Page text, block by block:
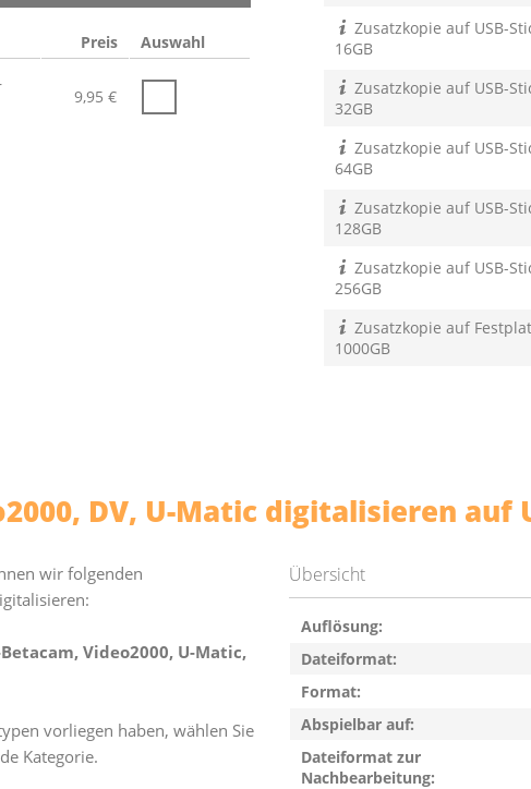
Preis Auswahl
9,95 €
Zusatzkopie auf USB-
16GB
Zusatzkopie auf USB-
32GB
Zusatzkopie auf USB-
64GB
Zusatzkopie auf USB-
128GB
Zusatzkopie auf USB-
256GB
Zusatzkopie auf
1000GB
DV, U-Matic digitalisieren auf
Übersicht
Auflösung:
Dateiformat:
Format:
Abspielbar auf:
Dateiformat zur
Nachbearbeitung:
wir folgenden
Video2000, U-Matic,
vorliegen haben, wählen Sie
Kategorie.